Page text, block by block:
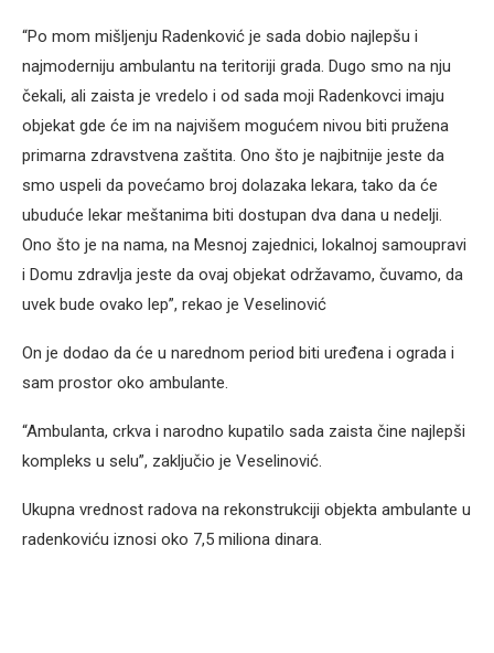
“Po mom mišljenju Radenković je sada dobio najlepšu i
najmoderniju ambulantu na teritoriji grada. Dugo smo na nju
čekali, ali zaista je vredelo i od sada moji Radenkovci imaju
objekat gde će im na najvišem mogućem nivou biti pružena
primarna zdravstvena zaštita. Ono što je najbitnije jeste da
smo uspeli da povećamo broj dolazaka lekara, tako da će
ubuduće lekar meštanima biti dostupan dva dana u nedelji.
Ono što je na nama, na Mesnoj zajednici, lokalnoj samoupravi
i Domu zdravlja jeste da ovaj objekat održavamo, čuvamo, da
uvek bude ovako lep”, rekao je Veselinović
On je dodao da će u narednom period biti uređena i ograda i
sam prostor oko ambulante.
“Ambulanta, crkva i narodno kupatilo sada zaista čine najlepši
kompleks u selu”, zaključio je Veselinović.
Ukupna vrednost radova na rekonstrukciji objekta ambulante u
radenkoviću iznosi oko 7,5 miliona dinara.